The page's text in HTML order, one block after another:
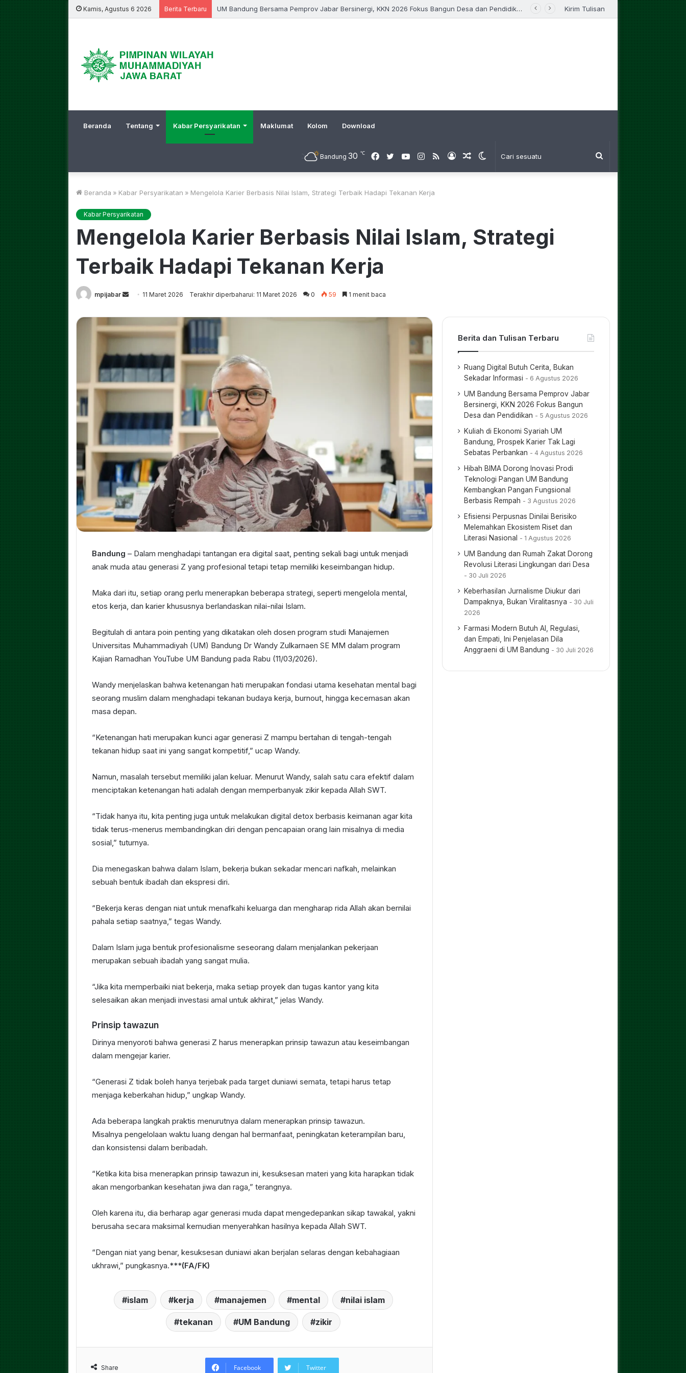
Kamis, Agustus 6 2026 Berita Terbaru UM Bandung Bersama Pemprov Jabar Bersinergi, KKN 2026 Fokus Bangun Desa dan Pendidikan Kirim Tulisan
Beranda Tentang Kabar Persyarikatan Maklumat Kolom Download
Cari
sesuatu
Switch
Artikel
Log
RSS
Instagram
YouTube
Twitter
Facebook
Bandung 30 ℃
Beranda » Kabar Persyarikatan » Mengelola Karier Berbasis Nilai Islam, Strategi Terbaik Hadapi Tekanan Kerja
Kabar Persyarikatan
Mengelola Karier Berbasis Nilai Islam, Strategi
Terbaik Hadapi Tekanan Kerja
mpijabar
Send
email
11 Maret 2026 Terakhir diperbaharui: 11 Maret 2026 0 59 1 menit baca
Bandung– Dalam menghadapi tantangan era digital saat, penting sekali bagi untuk menjadi
anak muda atau generasi Z yang profesional tetapi tetap memiliki keseimbangan hidup.
Maka dari itu, setiap orang perlu menerapkan beberapa strategi, seperti mengelola mental,
etos kerja, dan karier khususnya berlandaskan nilai-nilai Islam.
Begitulah di antara poin penting yang dikatakan oleh dosen program studi Manajemen
Universitas Muhammadiyah (UM) Bandung Dr Wandy Zulkarnaen SE MM dalam program
Kajian Ramadhan YouTube UM Bandung pada Rabu (11/03/2026).
Wandy menjelaskan bahwa ketenangan hati merupakan fondasi utama kesehatan mental bagi
seorang muslim dalam menghadapi tekanan budaya kerja, burnout, hingga kecemasan akan
masa depan.
“Ketenangan hati merupakan kunci agar generasi Z mampu bertahan di tengah-tengah
tekanan hidup saat ini yang sangat kompetitif,” ucap Wandy.
Namun, masalah tersebut memiliki jalan keluar. Menurut Wandy, salah satu cara efektif dalam
menciptakan ketenangan hati adalah dengan memperbanyak zikir kepada Allah SWT.
“Tidak hanya itu, kita penting juga untuk melakukan digital detox berbasis keimanan agar kita
tidak terus-menerus membandingkan diri dengan pencapaian orang lain misalnya di media
sosial,” tuturnya.
Dia menegaskan bahwa dalam Islam, bekerja bukan sekadar mencari nafkah, melainkan
sebuah bentuk ibadah dan ekspresi diri.
“Bekerja keras dengan niat untuk menafkahi keluarga dan mengharap rida Allah akan bernilai
pahala setiap saatnya,” tegas Wandy.
Dalam Islam juga bentuk profesionalisme seseorang dalam menjalankan pekerjaan
merupakan sebuah ibadah yang sangat mulia.
“Jika kita memperbaiki niat bekerja, maka setiap proyek dan tugas kantor yang kita
selesaikan akan menjadi investasi amal untuk akhirat,” jelas Wandy.
Prinsip tawazun
Dirinya menyoroti bahwa generasi Z harus menerapkan prinsip tawazun atau keseimbangan
dalam mengejar karier.
“Generasi Z tidak boleh hanya terjebak pada target duniawi semata, tetapi harus tetap
menjaga keberkahan hidup,” ungkap Wandy.
Ada beberapa langkah praktis menurutnya dalam menerapkan prinsip tawazun.
Misalnya pengelolaan waktu luang dengan hal bermanfaat, peningkatan keterampilan baru,
dan konsistensi dalam beribadah.
“Ketika kita bisa menerapkan prinsip tawazun ini, kesuksesan materi yang kita harapkan tidak
akan mengorbankan kesehatan jiwa dan raga,” terangnya.
Oleh karena itu, dia berharap agar generasi muda dapat mengedepankan sikap tawakal, yakni
berusaha secara maksimal kemudian menyerahkan hasilnya kepada Allah SWT.
“Dengan niat yang benar, kesuksesan duniawi akan berjalan selaras dengan kebahagiaan
ukhrawi,” pungkasnya.***(FA/FK)
islam kerja manajemen mental nilai islam
tekanan UM Bandung zikir
Share Facebook Twitter
Berita dan Tulisan Terbaru
Ruang Digital Butuh Cerita, Bukan
Sekadar Informasi
6 Agustus 2026
UM Bandung Bersama Pemprov Jabar
Bersinergi, KKN 2026 Fokus Bangun
Desa dan Pendidikan
5 Agustus 2026
Kuliah di Ekonomi Syariah UM
Bandung, Prospek Karier Tak Lagi
Sebatas Perbankan
4 Agustus 2026
Hibah BIMA Dorong Inovasi Prodi
Teknologi Pangan UM Bandung
Kembangkan Pangan Fungsional
Berbasis Rempah
3 Agustus 2026
Efisiensi Perpusnas Dinilai Berisiko
Melemahkan Ekosistem Riset dan
Literasi Nasional
1 Agustus 2026
UM Bandung dan Rumah Zakat Dorong
Revolusi Literasi Lingkungan dari Desa
30 Juli 2026
Keberhasilan Jurnalisme Diukur dari
Dampaknya, Bukan Viralitasnya
30 Juli
2026
Farmasi Modern Butuh AI, Regulasi,
dan Empati, Ini Penjelasan Dila
Anggraeni di UM Bandung
30 Juli 2026